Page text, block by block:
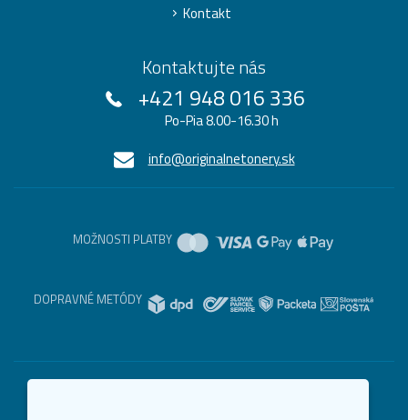
Kontakt
Kontaktujte nás
+421 948 016 336
Po-Pia 8.00-16.30 h
info@originalnetonery.sk
MOŽNOSTI PLATBY
DOPRAVNÉ METÓDY